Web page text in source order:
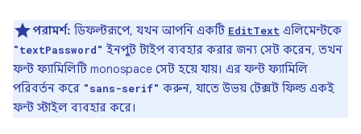
পরামর্শ: ডিফল্টরূপে, যখন আপনি একটি EditText এলিমেন্টকে
"textPassword" ইনপুট টাইপ ব্যবহার করার জন্য সেট করেন, তখন
ফন্ট ফ্যামিলিটি monospace সেট হয়ে যায়। এর ফন্ট ফ্যামিলি
পরিবর্তন করে "sans-serif" করুন, যাতে উভয় টেক্সট ফিল্ড একই
ফন্ট স্টাইল ব্যবহার করে।